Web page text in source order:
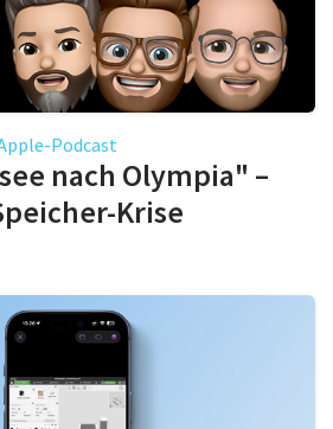
Podcast
nach Olympia" –
Krise